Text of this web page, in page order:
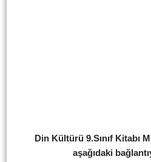
Din Kültürü 9.Sınıf Kitabı
aşağıdaki